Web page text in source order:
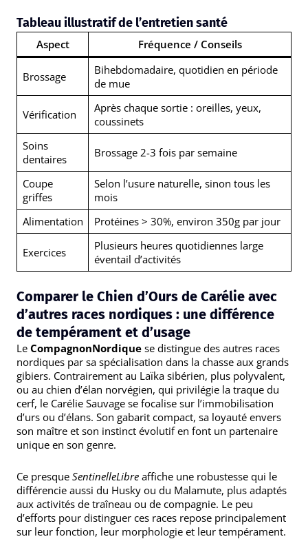
Tableau illustratif de l’entretien santé
Aspect Fréquence / Conseils
Brossage
Bihebdomadaire, quotidien en période
de mue
Vérification
Après chaque sortie : oreilles, yeux,
coussinets
Soins
dentaires
Brossage 2-3 fois par semaine
Coupe
griffes
Selon l’usure naturelle, sinon tous les
mois
Alimentation
Protéines > 30%, environ 350g par jour
Exercices
Plusieurs heures quotidiennes large
éventail d’activités
Comparer le Chien d’Ours de Carélie avec
d’autres races nordiques : une différence
de tempérament et d’usage
Le CompagnonNordique se distingue des autres races
nordiques par sa spécialisation dans la chasse aux grands
gibiers. Contrairement au Laïka sibérien, plus polyvalent,
ou au chien d’élan norvégien, qui privilégie la traque du
cerf, le Carélie Sauvage se focalise sur l’immobilisation
d’urs ou d’élans. Son gabarit compact, sa loyauté envers
son maître et son instinct évolutif en font un partenaire
unique en son genre.
Ce presque SentinelleLibre affiche une robustesse qui le
différencie aussi du Husky ou du Malamute, plus adaptés
aux activités de traîneau ou de compagnie. Le peu
d’efforts pour distinguer ces races repose principalement
sur leur fonction, leur morphologie et leur tempérament.